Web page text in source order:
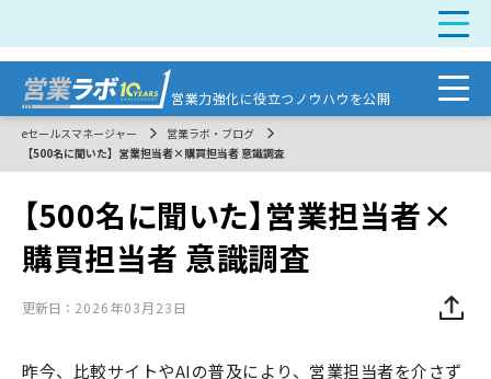
営業力強化に役立つノウハウを公開
eセールスマネージャー
営業ラボ・ブログ
【500名に聞いた】営業担当者×購買担当者 意識調査
【500名に聞いた】営業担当者×
購買担当者 意識調査
更新日： 2026年03月23日
昨今、比較サイトやAIの普及により、営業担当者を介さず